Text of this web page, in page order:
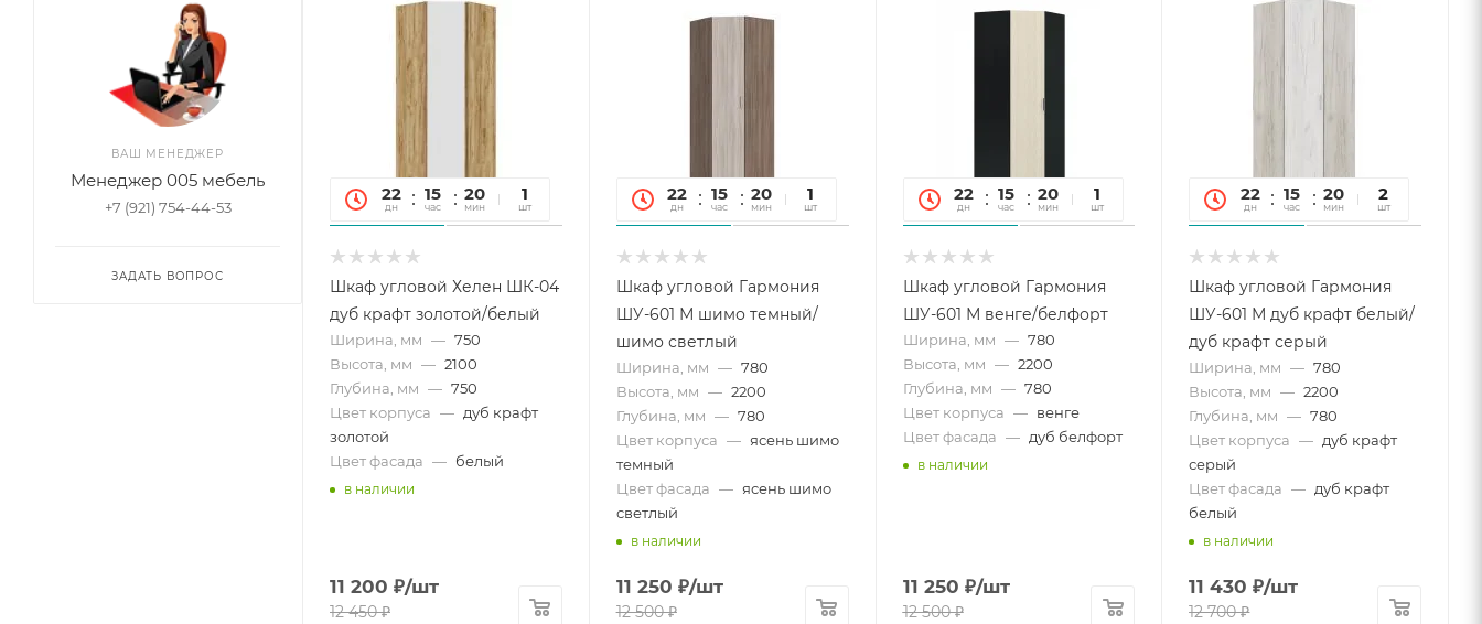
22
дн
15
час
20
мин
12
сек
1
шт
Шкаф угловой Хелен ШК-04
дуб крафт золотой/белый
Ширина, мм — 750
Высота, мм — 2100
Глубина, мм — 750
Цвет корпуса — дуб крафт
золотой
Цвет фасада — белый
в наличии
11 200 ₽/шт
12 450₽
22
дн
15
час
20
мин
12
сек
1
шт
Шкаф угловой Гармония
ШУ-601 М шимо темный/
шимо светлый
Ширина, мм — 780
Высота, мм — 2200
Глубина, мм — 780
Цвет корпуса — ясень шимо
темный
Цвет фасада — ясень шимо
светлый
в наличии
11 250 ₽/шт
12 500₽
22
дн
15
час
20
мин
12
сек
1
шт
Шкаф угловой Гармония
ШУ-601 М венге/белфорт
Ширина, мм — 780
Высота, мм — 2200
Глубина, мм — 780
Цвет корпуса — венге
Цвет фасада — дуб белфорт
в наличии
11 250 ₽/шт
12 500₽
22
дн
15
час
20
мин
12
сек
2
шт
Шкаф угловой Гармония
ШУ-601 М дуб крафт белый/
дуб крафт серый
Ширина, мм — 780
Высота, мм — 2200
Глубина, мм — 780
Цвет корпуса — дуб крафт
серый
Цвет фасада — дуб крафт
белый
в наличии
11 430 ₽/шт
12 700₽
ВАШ МЕНЕДЖЕР
Менеджер 005 мебель
+7 (921) 754-44-53
ЗАДАТЬ ВОПРОС